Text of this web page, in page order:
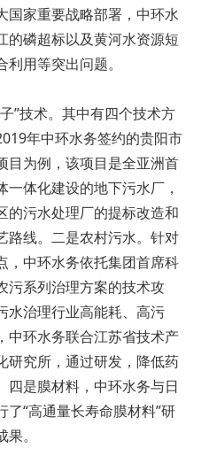
国家重要战略部署，中环水
的磷超标以及黄河水资源短
用等突出问题。
”技术。其中有四个技术方
年中环水务签约的贵阳市
目为例，该项目是全亚洲首
体化建设的地下污水厂，
的污水处理厂的提标改造和
路线。二是农村污水。针对
，中环水务依托集团首席科
污系列治理方案的技术攻
水治理行业高能耗、高污
中环水务联合江苏省技术产
研究所，通过研发，降低药
四是膜材料，中环水务与日
“高通量长寿命膜材料”研
。